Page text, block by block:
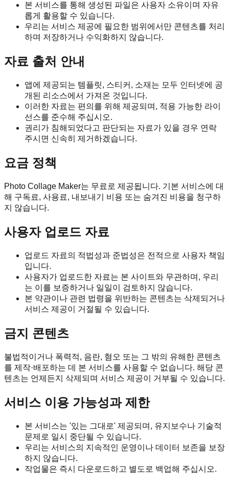
본 서비스를 통해 생성된 파일은 사용자 소유이며 자유
롭게 활용할 수 있습니다.
우리는 서비스 제공에 필요한 범위에서만 콘텐츠를 처리
하며 저장하거나 수익화하지 않습니다.
자료 출처 안내
앱에 제공되는 템플릿, 스티커, 소재는 모두 인터넷에 공
개된 리소스에서 가져온 것입니다.
이러한 자료는 편의를 위해 제공되며, 적용 가능한 라이
선스를 준수해 주십시오.
권리가 침해되었다고 판단되는 자료가 있을 경우 연락
주시면 신속히 제거하겠습니다.
요금 정책
Photo Collage Maker는 무료로 제공됩니다. 기본 서비스에 대
해 구독료, 사용료, 내보내기 비용 또는 숨겨진 비용을 청구하
지 않습니다.
사용자 업로드 자료
업로드 자료의 적법성과 준법성은 전적으로 사용자 책임
입니다.
사용자가 업로드한 자료는 본 사이트와 무관하며, 우리
는 이를 보증하거나 일일이 검토하지 않습니다.
본 약관이나 관련 법령을 위반하는 콘텐츠는 삭제되거나
서비스 제공이 거절될 수 있습니다.
금지 콘텐츠
불법적이거나 폭력적, 음란, 혐오 또는 그 밖의 유해한 콘텐츠
를 제작·배포하는 데 본 서비스를 사용할 수 없습니다. 해당 콘
텐츠는 언제든지 삭제되며 서비스 제공이 거부될 수 있습니다.
서비스 이용 가능성과 제한
본 서비스는 '있는 그대로' 제공되며, 유지보수나 기술적
문제로 일시 중단될 수 있습니다.
우리는 서비스의 지속적인 운영이나 데이터 보존을 보장
하지 않습니다.
작업물은 즉시 다운로드하고 별도로 백업해 주십시오.